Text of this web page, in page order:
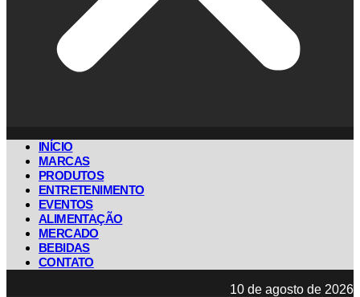
INÍCIO
MARCAS
PRODUTOS
ENTRETENIMENTO
EVENTOS
ALIMENTAÇÃO
MERCADO
BEBIDAS
CONTATO
10 de agosto de 2026